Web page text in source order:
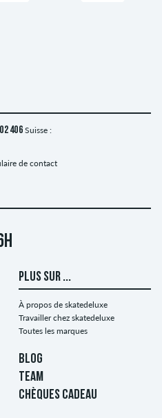
406 Suisse :
de contact
PLUS SUR ...
À propos de skatedeluxe
Travailler chez skatedeluxe
Toutes les marques
BLOG
TEAM
CHÈQUES CADEAU